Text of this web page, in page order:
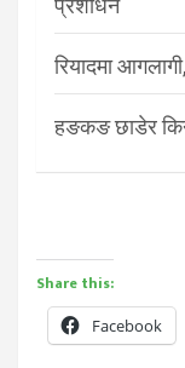
प्रशोधन
रियादमा
हङकङ छाडेर
Share this:
Facebook